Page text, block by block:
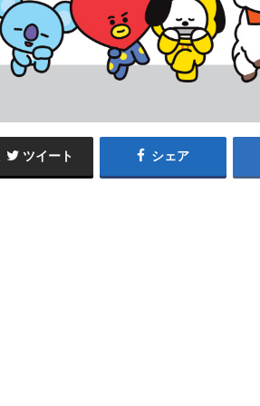
ツイート シェア